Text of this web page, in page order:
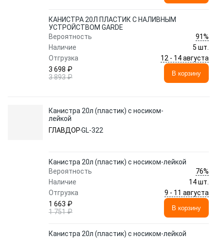
КАНИСТРА 20Л ПЛАСТИК С НАЛИВНЫМ
УСТРОЙСТВОМ GARDE
Вероятность
91%
Наличие
5 шт.
Отгрузка
12 - 14 августа
3 698 ₽
3 893 ₽
В корзину
Канистра 20л (пластик) с носиком-
лейкой
ГЛАВДОРGL-322
Канистра 20л (пластик) с носиком-лейкой
Вероятность
76%
Наличие
14 шт.
Отгрузка
9 - 11 августа
1 663 ₽
1 751 ₽
В корзину
Канистра 20л (пластик) с носиком-лейкой